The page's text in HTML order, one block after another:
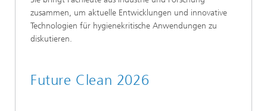
zusammen, um aktuelle Entwicklungen und innovative
Technologien für hygienekritische Anwendungen zu
diskutieren.
Future Clean 2026